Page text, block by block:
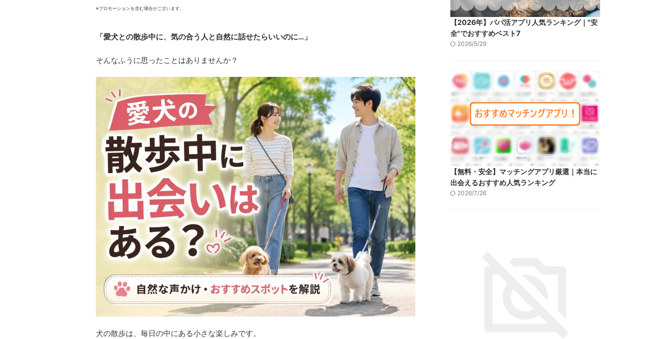
※プロモーションを含む場合がございます。
「愛犬との散歩中に、気の合う人と自然に話せたらいいのに…」
そんなふうに思ったことはありませんか？
犬の散歩は、毎日の中にある小さな楽しみです。
【2026年】パパ活アプリ人気ランキング｜"安
全"でおすすめベスト7
2026/5/29
【無料・安全】マッチングアプリ厳選｜本当に
出会えるおすすめ人気ランキング
2026/7/26